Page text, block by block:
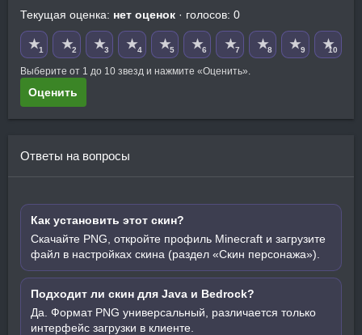
Текущая оценка: нет оценок · голосов: 0
★1 ★2 ★3 ★4 ★5 ★6 ★7 ★8 ★9 ★10
Выберите от 1 до 10 звезд и нажмите «Оценить».
Оценить
Ответы на вопросы
Как установить этот скин?
Скачайте PNG, откройте профиль Minecraft и загрузите
файл в настройках скина (раздел «Скин персонажа»).
Подходит ли скин для Java и Bedrock?
Да. Формат PNG универсальный, различается только
интерфейс загрузки в клиенте.